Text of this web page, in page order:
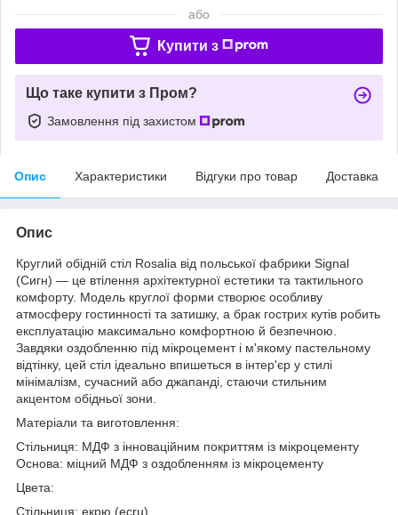
або
Купити з
Що таке купити з Пром?
Замовлення під захистом
Опис Характеристики Відгуки про товар Доставка
Опис
Круглий обідній стіл Rosalia від польської фабрики Signal
(Сигн) — це втілення архітектурної естетики та тактильного
комфорту. Модель круглої форми створює особливу
атмосферу гостинності та затишку, а брак гострих кутів робить
експлуатацію максимально комфортною й безпечною.
Завдяки оздобленню під мікроцемент і м'якому пастельному
відтінку, цей стіл ідеально впишеться в інтер'єр у стилі
мінімалізм, сучасний або джапанді, стаючи стильним
акцентом обідньої зони.
Матеріали та виготовлення:
Стільниця: МДФ з інноваційним покриттям із мікроцементу
Основа: міцний МДФ з оздобленням із мікроцементу
Цвета:
Стільниця: екрю (ecru)